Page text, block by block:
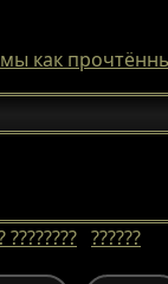
как
??????